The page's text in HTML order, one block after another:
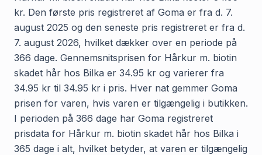
kr. Den første pris registreret af Goma er fra d. 7.
august 2025 og den seneste pris registreret er fra d.
7. august 2026, hvilket dækker over en periode på
366 dage. Gennemsnitsprisen for Hårkur m. biotin
skadet hår hos Bilka er 34.95 kr og varierer fra
34.95 kr til 34.95 kr i pris. Hver nat gemmer Goma
prisen for varen, hvis varen er tilgængelig i butikken.
I perioden på 366 dage har Goma registreret
prisdata for Hårkur m. biotin skadet hår hos Bilka i
365 dage i alt, hvilket betyder, at varen er tilgængelig